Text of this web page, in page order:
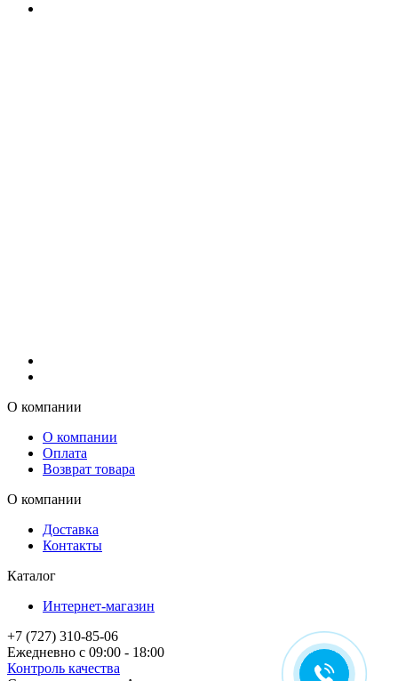
О компании
О компании
Оплата
Возврат товара
О компании
Доставка
Контакты
Каталог
Интернет-магазин
+7 (727) 310-85-06
Ежедневно с 09:00 - 18:00
Контроль качества